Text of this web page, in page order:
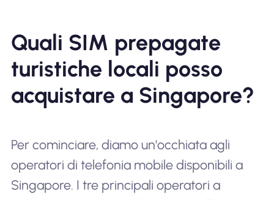
Quali SIM prepagate
turistiche locali posso
acquistare a Singapore?
Per cominciare, diamo un'occhiata agli
operatori di telefonia mobile disponibili a
Singapore. I tre principali operatori a